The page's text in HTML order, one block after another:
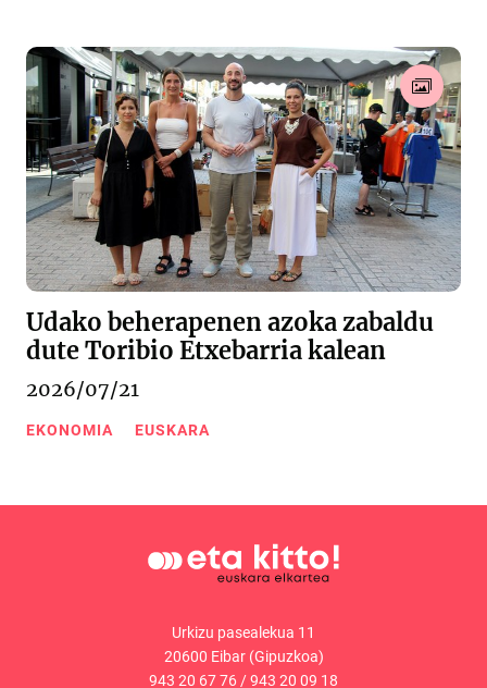
Udako beherapenen azoka zabaldu
dute Toribio Etxebarria kalean
2026/07/21
EKONOMIA EUSKARA
Urkizu pasealekua 11
20600 Eibar (Gipuzkoa)
943 20 67 76/943 20 09 18